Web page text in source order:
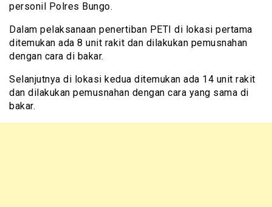
personil Polres Bungo.
Dalam pelaksanaan penertiban PETI di lokasi pertama
ditemukan ada 8 unit rakit dan dilakukan pemusnahan
dengan cara di bakar.
Selanjutnya di lokasi kedua ditemukan ada 14 unit rakit
dan dilakukan pemusnahan dengan cara yang sama di
bakar.